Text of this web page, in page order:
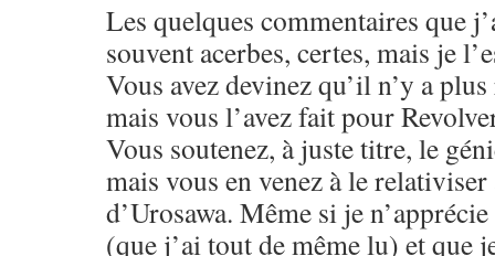
Les quelques commentaires que
souvent acerbes, certes, mais je
Vous avez devinez qu’il n’y a
mais vous l’avez fait pour
Vous soutenez, à juste titre, le
mais vous en venez à le
d’Urosawa. Même si je
(que j’ai tout de même lu) et que